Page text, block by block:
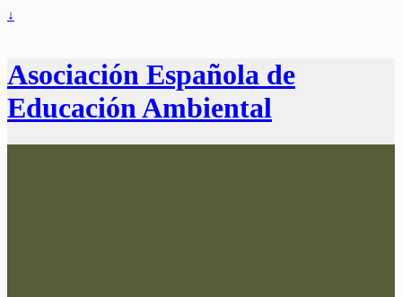
↓
Asociación Española de
Educación Ambiental